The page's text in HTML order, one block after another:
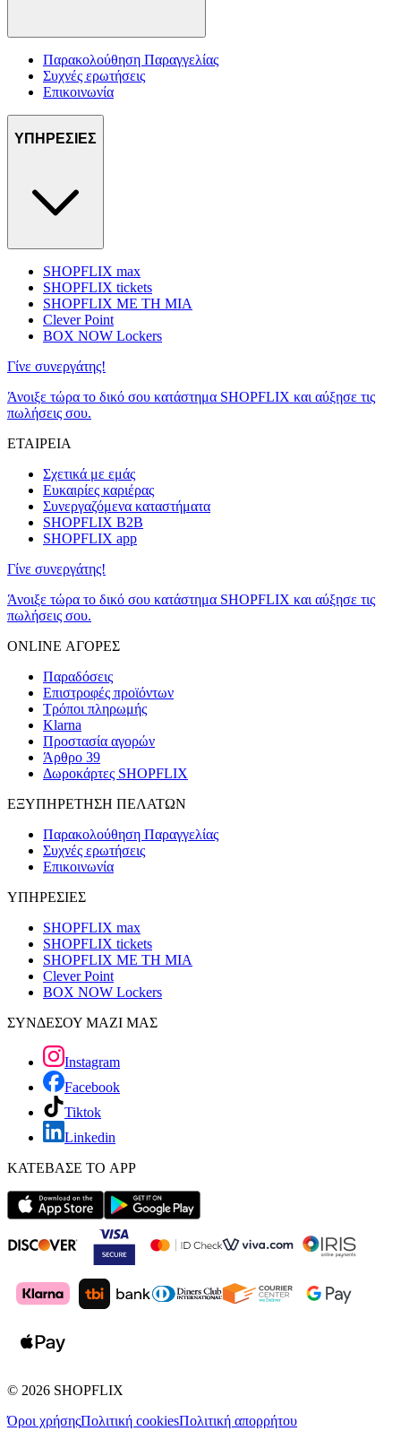
Παρακολούθηση Παραγγελίας
Συχνές ερωτήσεις
Επικοινωνία
ΥΠΗΡΕΣΙΕΣ
SHOPFLIX max
SHOPFLIX tickets
SHOPFLIX ΜΕ ΤΗ ΜΙΑ
Clever Point
BOX NOW Lockers
Γίνε συνεργάτης!
Άνοιξε τώρα το δικό σου κατάστημα SHOPFLIX και αύξησε τις
πωλήσεις σου.
ΕΤΑΙΡΕΙΑ
Σχετικά με εμάς
Ευκαιρίες καριέρας
Συνεργαζόμενα καταστήματα
SHOPFLIX B2B
SHOPFLIX app
Γίνε συνεργάτης!
Άνοιξε τώρα το δικό σου κατάστημα SHOPFLIX και αύξησε τις
πωλήσεις σου.
ONLINE ΑΓΟΡΕΣ
Παραδόσεις
Επιστροφές προϊόντων
Τρόποι πληρωμής
Klarna
Προστασία αγορών
Άρθρο 39
Δωροκάρτες SHOPFLIX
ΕΞΥΠΗΡΕΤΗΣΗ ΠΕΛΑΤΩΝ
Παρακολούθηση Παραγγελίας
Συχνές ερωτήσεις
Επικοινωνία
ΥΠΗΡΕΣΙΕΣ
SHOPFLIX max
SHOPFLIX tickets
SHOPFLIX ΜΕ ΤΗ ΜΙΑ
Clever Point
BOX NOW Lockers
ΣΥΝΔΕΣΟΥ ΜΑΖΙ ΜΑΣ
Instagram
Facebook
Tiktok
Linkedin
ΚΑΤΕΒΑΣΕ ΤΟ APP
© 2026 SHOPFLIX
Όροι χρήσηςΠολιτική cookiesΠολιτική απορρήτου